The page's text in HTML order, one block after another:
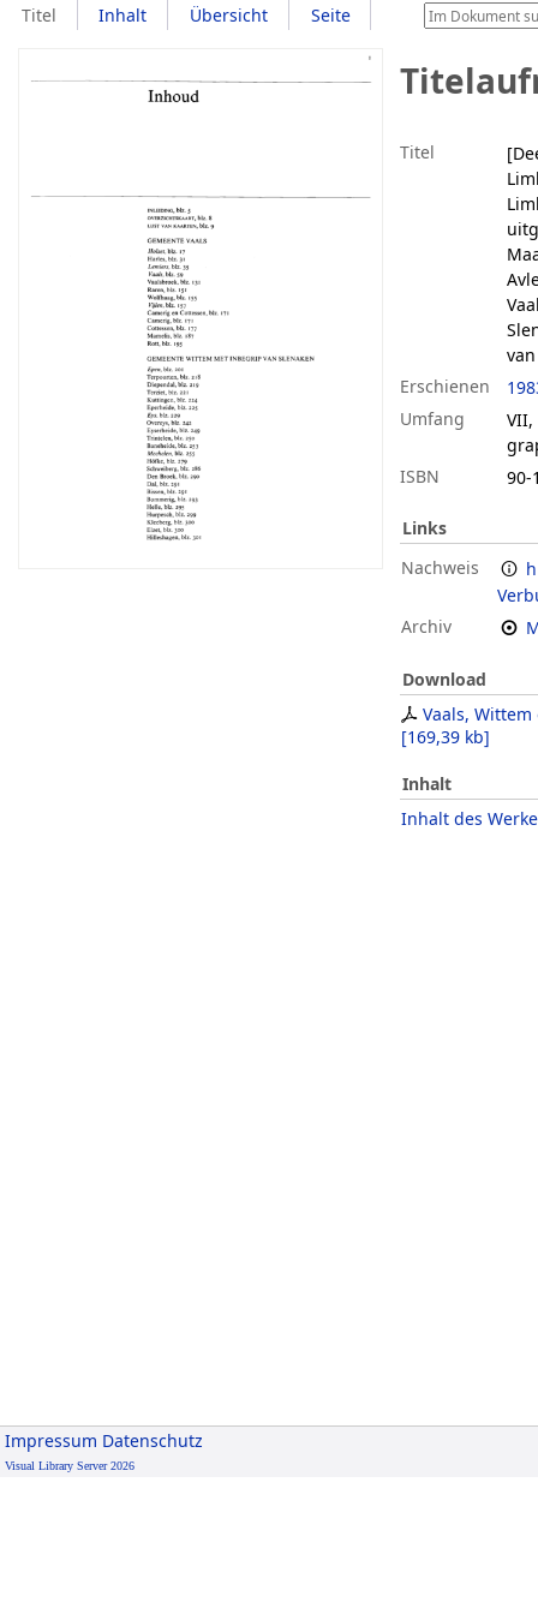
Titel Inhalt Übersicht Seite
Titel
Erschienen
Umfang
VII,
ISBN
90-
Links
Nachweis
Archiv
Download
Vaals, Wittem
[169,39 kb]
Inhalt
Inhalt des
Impressum Datenschutz
Visual Library Server 2026